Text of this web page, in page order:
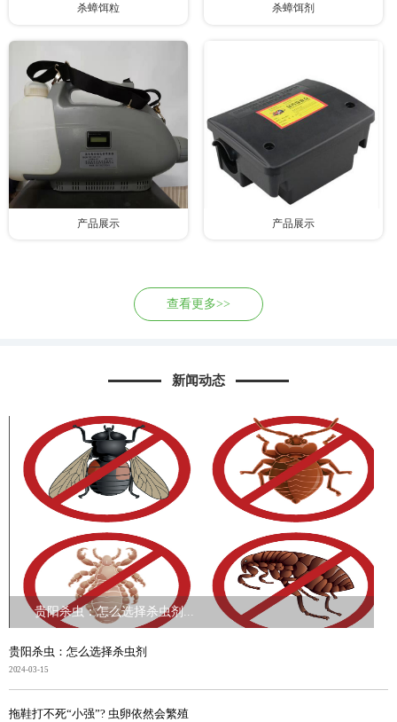
杀蟑饵粒 杀蟑饵剂
产品展示 产品展示
查看更多>>
新闻动态
贵阳杀虫：怎么选择杀虫剂...
贵阳杀虫：怎么选择杀虫剂
2024-03-15
拖鞋打不死“小强”? 虫卵依然会繁殖